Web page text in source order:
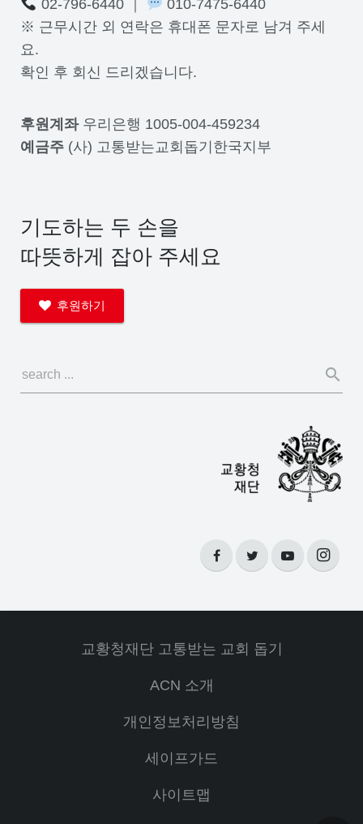
02-796-6440 ｜
010-7475-6440
※ 근무시간 외 연락은 휴대폰 문자로 남겨 주세
요.
확인 후 회신 드리겠습니다.
후원계좌우리은행 1005-004-459234
예금주 (사) 고통받는교회돕기한국지부
기도하는 두 손을
따뜻하게 잡아 주세요
후원하기
교황청재단 고통받는 교회 돕기
ACN 소개
개인정보처리방침
세이프가드
사이트맵